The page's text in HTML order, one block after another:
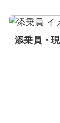
チュ
添乗員・